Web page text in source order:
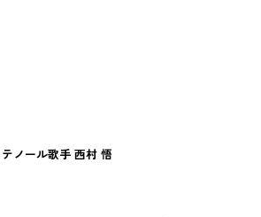
テノール歌手 西村 悟